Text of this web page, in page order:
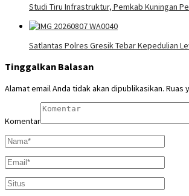
Studi Tiru Infrastruktur, Pemkab Kuningan
Satlantas Polres Gresik Tebar Kepedulian
Tinggalkan Balasan
Alamat email Anda tidak akan dipublikasikan. Ruas
Komentar